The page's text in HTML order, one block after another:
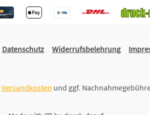
Datenschutz Widerrufsbelehrung
Versandkosten und ggf.